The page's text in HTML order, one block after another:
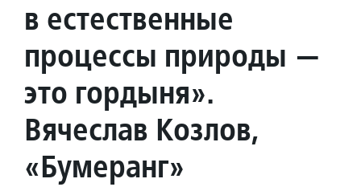
в естественные
процессы природы —
это гордыня».
Вячеслав Козлов,
«Бумеранг»